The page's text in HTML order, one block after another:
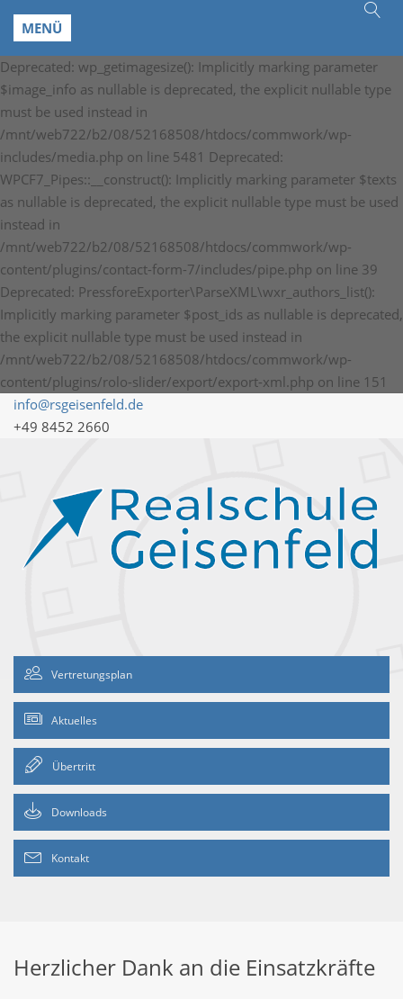
MENÜ
Deprecated: wp_getimagesize(): Implicitly marking parameter
$image_info as nullable is deprecated, the explicit nullable type
must be used instead in
/mnt/web722/b2/08/52168508/htdocs/commwork/wp-
includes/media.php on line 5481 Deprecated:
WPCF7_Pipes::__construct(): Implicitly marking parameter $texts
as nullable is deprecated, the explicit nullable type must be used
instead in
/mnt/web722/b2/08/52168508/htdocs/commwork/wp-
content/plugins/contact-form-7/includes/pipe.php on line 39
Deprecated: PressforeExporter\ParseXML\wxr_authors_list():
Implicitly marking parameter $post_ids as nullable is deprecated,
the explicit nullable type must be used instead in
/mnt/web722/b2/08/52168508/htdocs/commwork/wp-
content/plugins/rolo-slider/export/export-xml.php on line 151
info@rsgeisenfeld.de
+49 8452 2660
Vertretungsplan
Aktuelles
Übertritt
Downloads
Kontakt
Herzlicher Dank an die Einsatzkräfte